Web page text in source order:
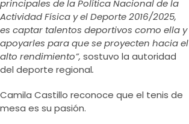
principales de la Política Nacional de la
Actividad Física y el Deporte 2016/2025,
es captar talentos deportivos como ella y
apoyarles para que se proyecten hacia el
alto rendimiento”, sostuvo la autoridad
del deporte regional.
Camila Castillo reconoce que el tenis de
mesa es su pasión.